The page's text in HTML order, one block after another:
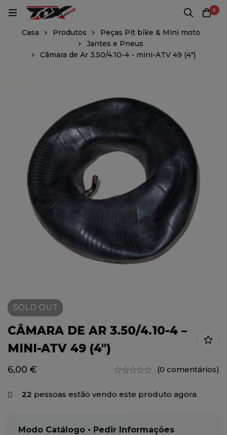
0
Casa Produtos
Peças Pit bike & Mini moto
Jantes e Pneus
Câmara de Ar 3.50/4.10-4 - mini-ATV 49 (4")
SOLD OUT
CÂMARA DE AR 3.50/4.10-4 –
MINI-ATV 49 (4″)
6,00 € (0 comentários)
22 pessoas estão vendo este produto agora
Modo Catálogo • Pedir Informações